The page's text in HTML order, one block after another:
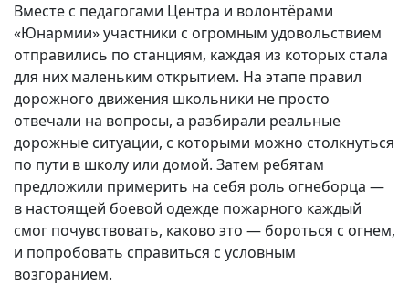
Вместе с педагогами Центра и волонтёрами
«Юнармии» участники с огромным удовольствием
отправились по станциям, каждая из которых стала
для них маленьким открытием. На этапе правил
дорожного движения школьники не просто
отвечали на вопросы, а разбирали реальные
дорожные ситуации, с которыми можно столкнуться
по пути в школу или домой. Затем ребятам
предложили примерить на себя роль огнеборца —
в настоящей боевой одежде пожарного каждый
смог почувствовать, каково это — бороться с огнем,
и попробовать справиться с условным
возгоранием.